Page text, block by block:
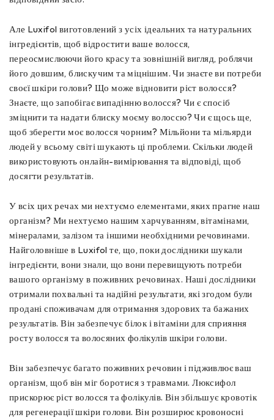
Але Luxifol виготовлений з усіх ідеальних та натуральних
інгредієнтів, щоб відростити ваше волосся,
переосмислюючи його красу та зовнішній вигляд, роблячи
його довшим, блискучим та міцнішим. Чи знаєте ви потреби
своєї шкіри голови? Що може відновити ріст волосся?
Знаєте, що запобігає випадінню волосся? Чи є спосіб
зміцнити та надати блиску моєму волоссю? Чи є щось ще,
щоб зберегти моє волосся чорним? Мільйони та мільярди
людей у ​​всьому світі шукають ці проблеми. Скільки людей
використовують онлайн-вимірювання та відповіді, щоб
досягти результатів.
У всіх цих речах ми нехтуємо елементами, яких прагне наш
організм? Ми нехтуємо нашим харчуванням, вітамінами,
мінералами, залізом та іншими необхідними речовинами.
Найголовніше в Luxifol те, що, поки дослідники шукали
інгредієнти, вони знали, що вони перевищують потреби
вашого організму в поживних речовинах. Наші дослідники
отримали похвальні та надійні результати, які згодом були
продані споживачам для отримання здорових та бажаних
результатів. Він забезпечує білок і вітаміни для сприяння
росту волосся та волосяних фолікулів шкіри голови.
Він забезпечує багато поживних речовин і підживлює ваш
організм, щоб він міг боротися з травмами. Люксифол
прискорює ріст волосся та фолікулів. Він збільшує кровотік
для регенерації шкіри голови. Він розширює кровоносні